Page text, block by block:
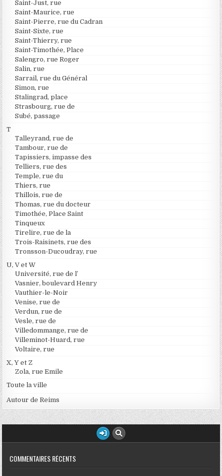
Saint-Just, rue
Saint-Maurice, rue
Saint-Pierre, rue du Cadran
Saint-Sixte, rue
Saint-Thierry, rue
Saint-Timothée, Place
Salengro, rue Roger
Salin, rue
Sarrail, rue du Général
Simon, rue
Stalingrad, place
Strasbourg, rue de
Subé, passage
T
Talleyrand, rue de
Tambour, rue de
Tapissiers, impasse des
Telliers, rue des
Temple, rue du
Thiers, rue
Thillois, rue de
Thomas, rue du docteur
Timothée, Place Saint
Tinqueux
Tirelire, rue de la
Trois-Raisinets, rue des
Tronsson-Ducoudray, rue
U, V et W
Université, rue de l’
Vasnier, boulevard Henry
Vauthier-le-Noir
Venise, rue de
Verdun, rue de
Vesle, rue de
Villedommange, rue de
Villeminot-Huard, rue
Voltaire, rue
X, Y et Z
Zola, rue Emile
Toute la ville
Autour de Reims
COMMENTAIRES RÉCENTS